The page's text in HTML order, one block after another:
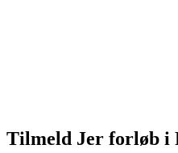
Tilmeld Jer forløb i